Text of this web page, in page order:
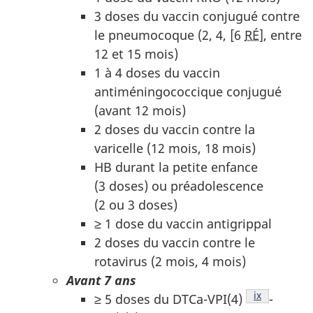
3 doses du vaccin conjugué contre
le pneumocoque (2, 4, [6 RÉ], entre
12 et 15 mois)
1 à 4 doses du vaccin
antiméningococcique conjugué
(avant 12 mois)
2 doses du vaccin contre la
varicelle (12 mois, 18 mois)
HB durant la petite enfance
(3 doses) ou préadolescence
(2 ou 3 doses)
≥ 1 dose du vaccin antigrippal
2 doses du vaccin contre le
rotavirus (2 mois, 4 mois)
Avant 7 ans
≥ 5 doses du DTCa-VPI(4)
Note de
ix
-